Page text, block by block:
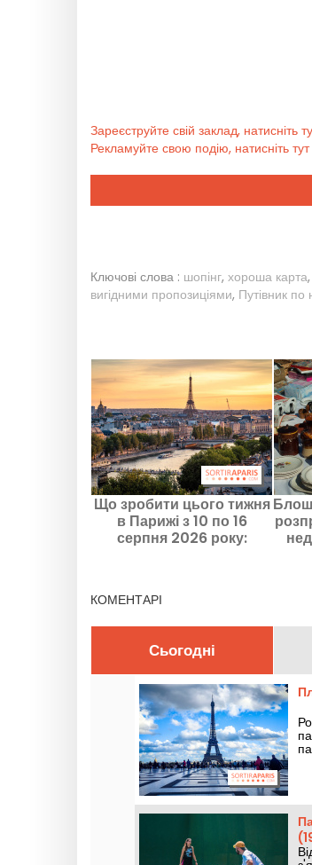
Зареєструйте свій заклад, натисніть
Рекламуйте свою подію, натисніть тут
Ключові слова : шопінг, хороша карта,
вигідними пропозиціями, Путівник по
Що зробити цього тижня
в Парижі з 10 по 16
серпня 2026 року:
КОМЕНТАРІ
Сьогодні